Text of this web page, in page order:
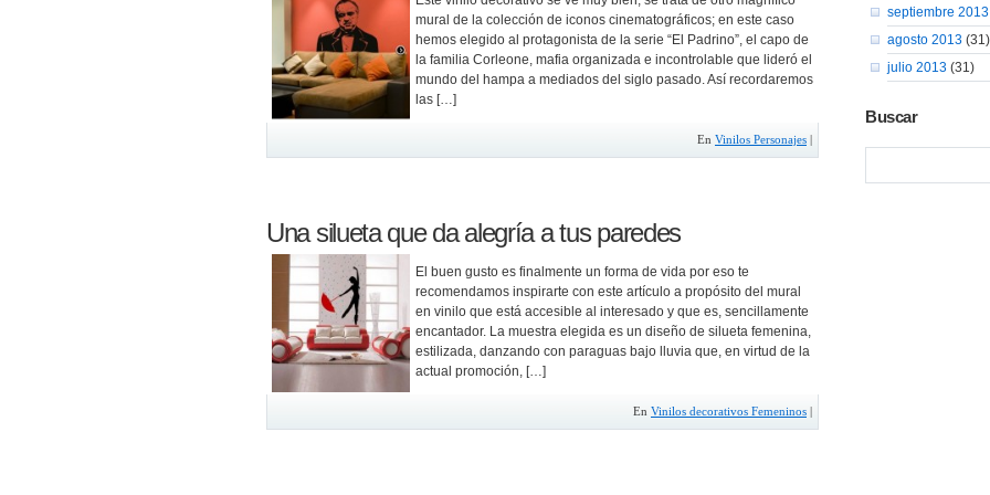
mural de la colección de iconos cinematográficos; en este caso
hemos elegido al protagonista de la serie “El Padrino”, el capo de
la familia Corleone, mafia organizada e incontrolable que lideró el
mundo del hampa a mediados del siglo pasado. Así recordaremos
las […]
En Vinilos Personajes
Una silueta que da alegría a tus paredes
El buen gusto es finalmente un forma de vida por eso te
recomendamos inspirarte con este artículo a propósito del mural
en vinilo que está accesible al interesado y que es, sencillamente
encantador. La muestra elegida es un diseño de silueta femenina,
estilizada, danzando con paraguas bajo lluvia que, en virtud de la
actual promoción, […]
En Vinilos decorativos Femeninos
septiembre 2013
agosto 2013 (31)
julio 2013 (31)
Buscar